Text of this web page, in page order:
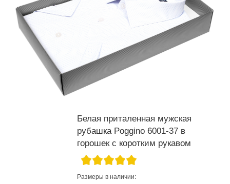
Белая приталенная мужская
рубашка Poggino 6001-37 в
горошек с коротким рукавом
Размеры в наличии: